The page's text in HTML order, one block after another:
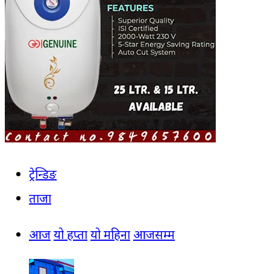
ट्रेन्डिङ
ताजा
आजयो हप्तायो महिना आजसम्म